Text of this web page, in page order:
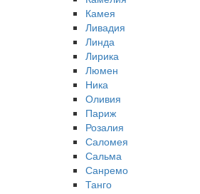
Камея
Ливадия
Линда
Лирика
Люмен
Ника
Оливия
Париж
Розалия
Саломея
Сальма
Санремо
Танго